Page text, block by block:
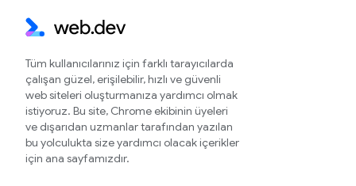
Tüm kullanıcılarınız için farklı tarayıcılarda
çalışan güzel, erişilebilir, hızlı ve güvenli
web siteleri oluşturmanıza yardımcı olmak
istiyoruz. Bu site, Chrome ekibinin üyeleri
ve dışarıdan uzmanlar tarafından yazılan
bu yolculukta size yardımcı olacak içerikler
için ana sayfamızdır.